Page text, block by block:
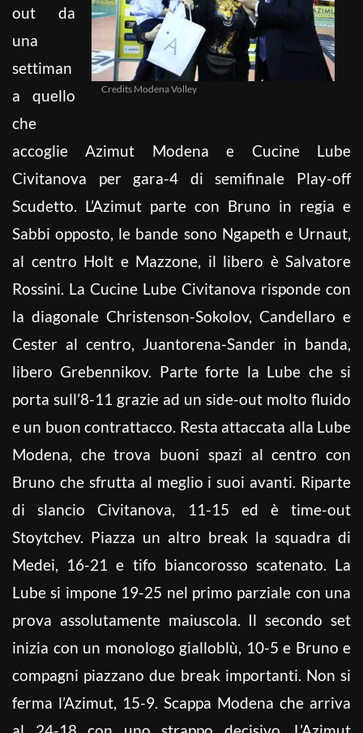
Credits Modena Volley
out da
una
settiman
a quello
che
accoglie Azimut Modena e Cucine Lube
Civitanova per gara-4 di semifinale Play-off
Scudetto. L’Azimut parte con Bruno in regia e
Sabbi opposto, le bande sono Ngapeth e Urnaut,
al centro Holt e Mazzone, il libero è Salvatore
Rossini. La Cucine Lube Civitanova risponde con
la diagonale Christenson-Sokolov, Candellaro e
Cester al centro, Juantorena-Sander in banda,
libero Grebennikov. Parte forte la Lube che si
porta sull’8-11 grazie ad un side-out molto fluido
e un buon contrattacco. Resta attaccata alla Lube
Modena, che trova buoni spazi al centro con
Bruno che sfrutta al meglio i suoi avanti. Riparte
di slancio Civitanova, 11-15 ed è time-out
Stoytchev. Piazza un altro break la squadra di
Medei, 16-21 e tifo biancorosso scatenato. La
Lube si impone 19-25 nel primo parziale con una
prova assolutamente maiuscola. Il secondo set
inizia con un monologo gialloblù, 10-5 e Bruno e
compagni piazzano due break importanti. Non si
ferma l’Azimut, 15-9. Scappa Modena che arriva